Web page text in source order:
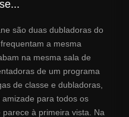
são duas dubladoras do
a mesma
na mesma sala de
de um programa
de classe e dubladoras,
para todos os
à primeira vista. Na